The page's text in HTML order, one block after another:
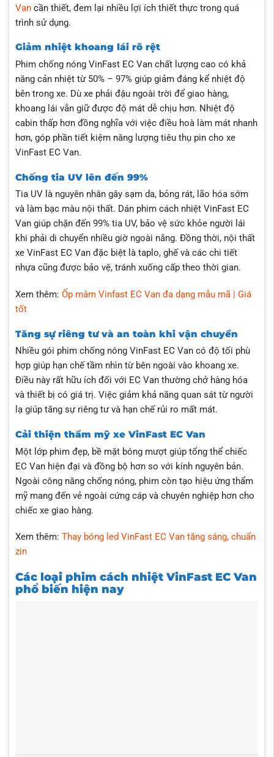
Vancần thiết, đem lại nhiều lợi ích thiết thực trong quá
trình sử dụng.
Giảm nhiệt khoang lái rõ rệt
Phim chống nóng VinFast EC Van chất lượng cao có khả
năng cản nhiệt từ 50% – 97% giúp giảm đáng kể nhiệt độ
bên trong xe. Dù xe phải đậu ngoài trời để giao hàng,
khoang lái vẫn giữ được độ mát dễ chịu hơn. Nhiệt độ
cabin thấp hơn đồng nghĩa với việc điều hoà làm mát nhanh
hơn, góp phần tiết kiệm năng lượng tiêu thụ pin cho xe
VinFast EC Van.
Chống tia UV lên đến 99%
Tia UV là nguyên nhân gây sạm da, bỏng rát, lão hóa sớm
và làm bạc màu nội thất. Dán phim cách nhiệt VinFast EC
Van giúp chặn đến 99% tia UV, bảo vệ sức khỏe người lái
khi phải di chuyển nhiều giờ ngoài nắng. Đồng thời, nội thất
xe VinFast EC Van đặc biệt là taplo, ghế và các chi tiết
nhựa cũng được bảo vệ, tránh xuống cấp theo thời gian.
Xem thêm: Ốp mâm Vinfast EC Van đa dạng mẫu mã | Giá
tốt
Tăng sự riêng tư và an toàn khi vận chuyển
Nhiều gói phim chống nóng VinFast EC Van có độ tối phù
hợp giúp hạn chế tầm nhìn từ bên ngoài vào khoang xe.
Điều này rất hữu ích đối với EC Van thường chở hàng hóa
và thiết bị có giá trị. Việc giảm khả năng quan sát từ người
lạ giúp tăng sự riêng tư và hạn chế rủi ro mất mát.
Cải thiện thẩm mỹ xe VinFast EC Van
Một lớp phim đẹp, bề mặt bóng mượt giúp tổng thể chiếc
EC Van hiện đại và đồng bộ hơn so với kính nguyên bản.
Ngoài công năng chống nóng, phim còn tạo hiệu ứng thẩm
mỹ mang đến vẻ ngoài cứng cáp và chuyên nghiệp hơn cho
chiếc xe giao hàng.
Xem thêm: Thay bóng led VinFast EC Van tăng sáng, chuẩn
zin
Các loại phim cách nhiệt VinFast EC Van
phổ biến hiện nay